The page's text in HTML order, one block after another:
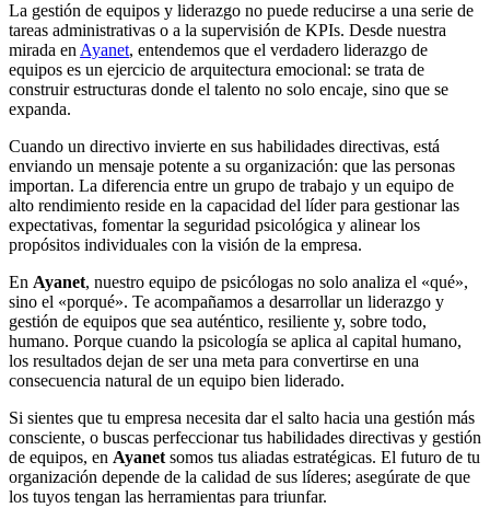
La gestión de equipos y liderazgo no puede reducirse a una serie de
tareas administrativas o a la supervisión de KPIs. Desde nuestra
mirada en Ayanet, entendemos que el verdadero liderazgo de
equipos es un ejercicio de arquitectura emocional: se trata de
construir estructuras donde el talento no solo encaje, sino que se
expanda.
Cuando un directivo invierte en sus habilidades directivas, está
enviando un mensaje potente a su organización: que las personas
importan. La diferencia entre un grupo de trabajo y un equipo de
alto rendimiento reside en la capacidad del líder para gestionar las
expectativas, fomentar la seguridad psicológica y alinear los
propósitos individuales con la visión de la empresa.
En Ayanet, nuestro equipo de psicólogas no solo analiza el «qué»,
sino el «porqué». Te acompañamos a desarrollar un liderazgo y
gestión de equipos que sea auténtico, resiliente y, sobre todo,
humano. Porque cuando la psicología se aplica al capital humano,
los resultados dejan de ser una meta para convertirse en una
consecuencia natural de un equipo bien liderado.
Si sientes que tu empresa necesita dar el salto hacia una gestión más
consciente, o buscas perfeccionar tus habilidades directivas y gestión
de equipos, en Ayanet somos tus aliadas estratégicas. El futuro de tu
organización depende de la calidad de sus líderes; asegúrate de que
los tuyos tengan las herramientas para triunfar.